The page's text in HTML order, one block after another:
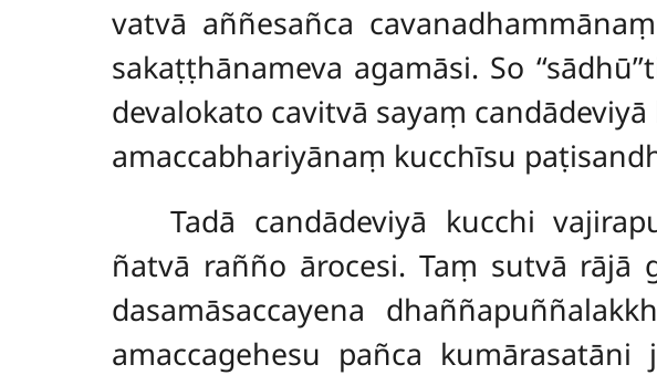
vatvā aññesañca
sakaṭṭhānameva agamāsi. So
devalokato cavitvā sayaṃ
amaccabhariyānaṃ kucchīsu
Tadā candādeviyā kucchi
ñatvā rañño ārocesi. Taṃ sutvā rājā
dasamāsaccayena
amaccagehesu pañca